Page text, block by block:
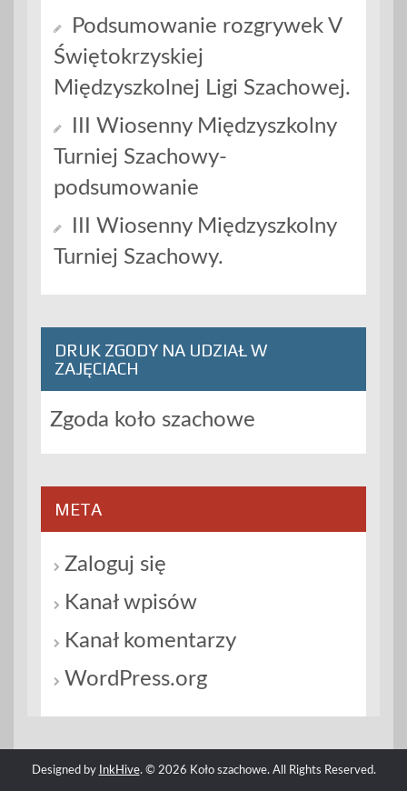
Podsumowanie rozgrywek V
Świętokrzyskiej
Międzyszkolnej Ligi Szachowej.
III Wiosenny Międzyszkolny
Turniej Szachowy-
podsumowanie
III Wiosenny Międzyszkolny
Turniej Szachowy.
DRUK ZGODY NA UDZIAŁ W
ZAJĘCIACH
Zgoda koło szachowe
META
Zaloguj się
Kanał wpisów
Kanał komentarzy
WordPress.org
Designed by InkHive. © 2026 Koło szachowe. All Rights Reserved.